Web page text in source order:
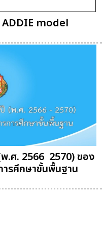
model
ศ. 2566  2570) ของ
รศึกษาขั้นพื้นฐาน